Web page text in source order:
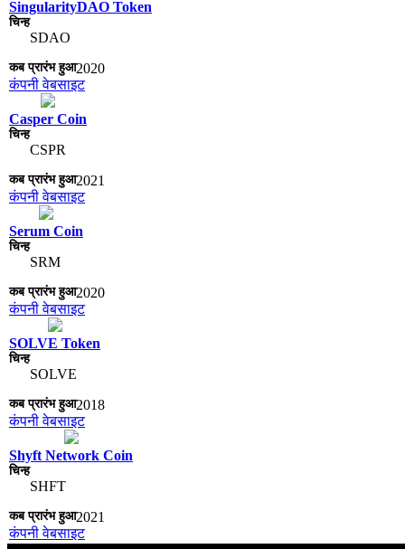
SingularityDAO Token
SDAO
2020
कंपनी वेबसाइट
Casper Coin
CSPR
2021
कंपनी वेबसाइट
Serum Coin
SRM
2020
कंपनी वेबसाइट
SOLVE Token
SOLVE
2018
कंपनी वेबसाइट
Shyft Network Coin
SHFT
2021
कंपनी वेबसाइट